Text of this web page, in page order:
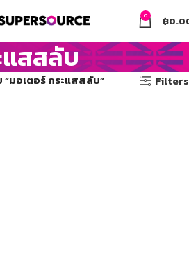
0 ฿
แสสลับ
มอเตอร์ กระแสสลับ” Filters